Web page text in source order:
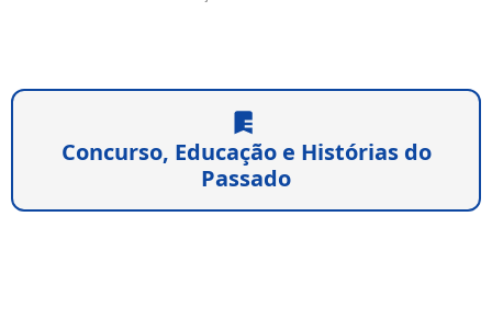
Concurso, Educação e Histórias do
Passado